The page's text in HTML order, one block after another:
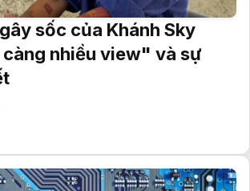
sốc của Khánh Sky
nhiều view" và sự